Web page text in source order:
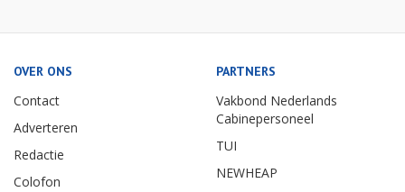
OVER ONS
Contact
Adverteren
Redactie
Colofon
PARTNERS
Vakbond Nederlands
Cabinepersoneel
TUI
NEWHEAP